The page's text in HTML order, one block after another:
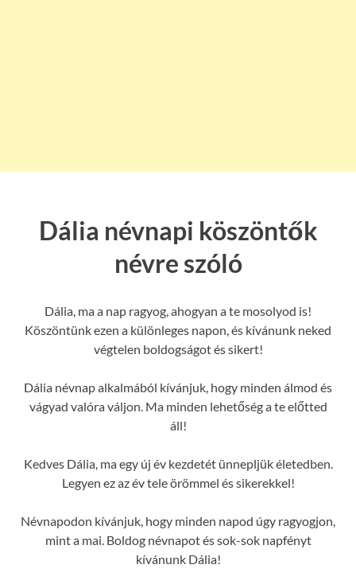
Dália névnapi köszöntők
névre szóló
Dália, ma a nap ragyog, ahogyan a te mosolyod is!
Köszöntünk ezen a különleges napon, és kívánunk neked
végtelen boldogságot és sikert!
Dália névnap alkalmából kívánjuk, hogy minden álmod és
vágyad valóra váljon. Ma minden lehetőség a te előtted
áll!
Kedves Dália, ma egy új év kezdetét ünnepljük életedben.
Legyen ez az év tele örömmel és sikerekkel!
Névnapodon kívánjuk, hogy minden napod úgy ragyogjon,
mint a mai. Boldog névnapot és sok-sok napfényt
kívánunk Dália!